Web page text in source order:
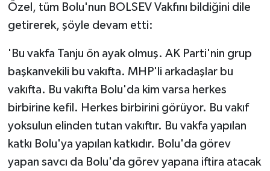
Özel, tüm Bolu'nun BOLSEV Vakfını bildiğini dile
getirerek, şöyle devam etti:
'Bu vakfa Tanju ön ayak olmuş. AK Parti'nin grup
başkanvekili bu vakıfta. MHP'li arkadaşlar bu
vakıfta. Bu vakıfta Bolu'da kim varsa herkes
birbirine kefil. Herkes birbirini görüyor. Bu vakıf
yoksulun elinden tutan vakıftır. Bu vakfa yapılan
katkı Bolu'ya yapılan katkıdır. Bolu'da görev
yapan savcı da Bolu'da görev yapana iftira atacak